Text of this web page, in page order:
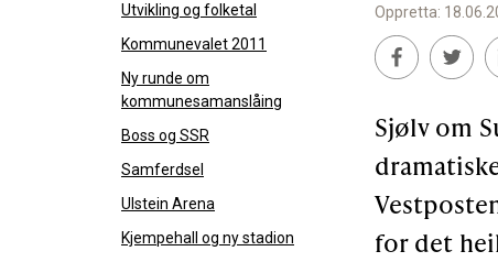
Offentlig
Personar
Utvikling og folketal
Kommunevalet 2011
Ny runde om
kommunesamanslåing
Boss og SSR
Samferdsel
Ulstein Arena
Kjempehall og ny stadion
Oppretta:
Sjølv om
for det